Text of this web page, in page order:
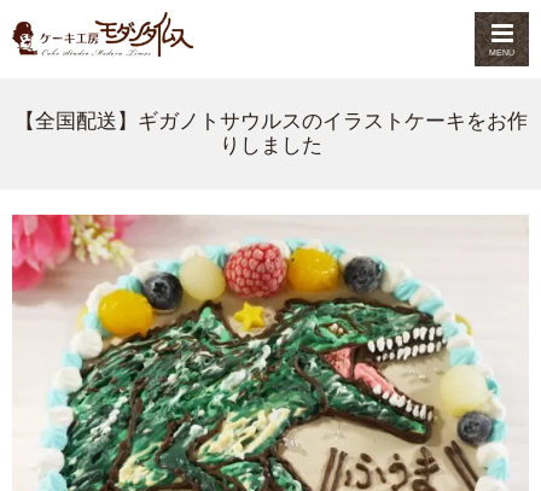
MENU
【全国配送】ギガノトサウルスのイラストケーキをお作
りしました